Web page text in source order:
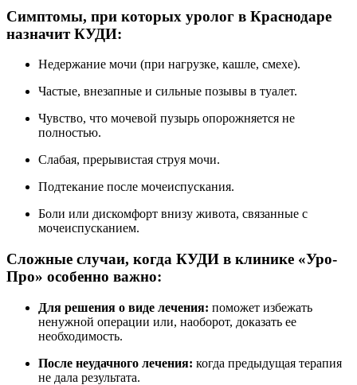
Симптомы, при которых уролог в Краснодаре
назначит КУДИ:
Недержание мочи (при нагрузке, кашле, смехе).
Частые, внезапные и сильные позывы в туалет.
Чувство, что мочевой пузырь опорожняется не
полностью.
Слабая, прерывистая струя мочи.
Подтекание после мочеиспускания.
Боли или дискомфорт внизу живота, связанные с
мочеиспусканием.
Сложные случаи, когда КУДИ в клинике «Уро-
Про» особенно важно:
Для решения о виде лечения: поможет избежать
ненужной операции или, наоборот, доказать ее
необходимость.
После неудачного лечения: когда предыдущая терапия
не дала результата.